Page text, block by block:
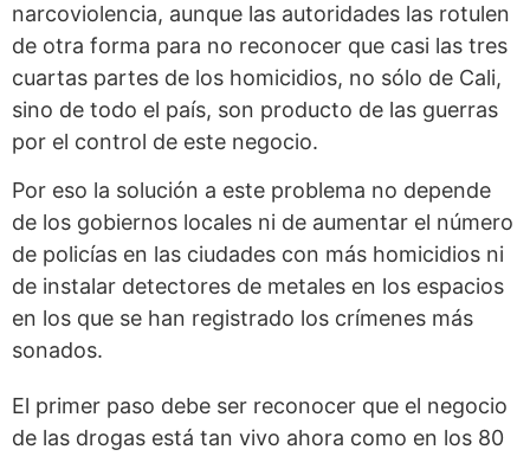
narcoviolencia, aunque las autoridades las rotulen
de otra forma para no reconocer que casi las tres
cuartas partes de los homicidios, no sólo de Cali,
sino de todo el país, son producto de las guerras
por el control de este negocio.
Por eso la solución a este problema no depende
de los gobiernos locales ni de aumentar el número
de policías en las ciudades con más homicidios ni
de instalar detectores de metales en los espacios
en los que se han registrado los crímenes más
sonados.
El primer paso debe ser reconocer que el negocio
de las drogas está tan vivo ahora como en los 80